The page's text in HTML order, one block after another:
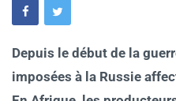
Depuis le début de la
imposées à la Russie